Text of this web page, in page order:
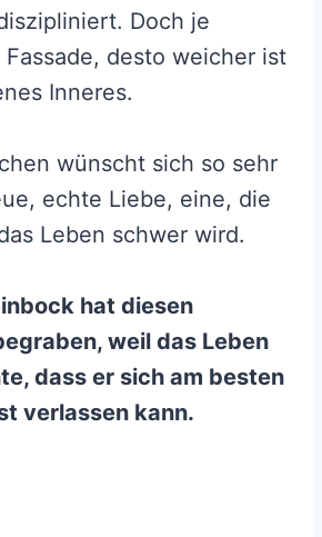
Doch je
desto weicher ist
Inneres.
wünscht sich so sehr
echte Liebe, eine, die
Leben schwer wird.
hat diesen
weil das Leben
dass er sich am besten
verlassen kann.